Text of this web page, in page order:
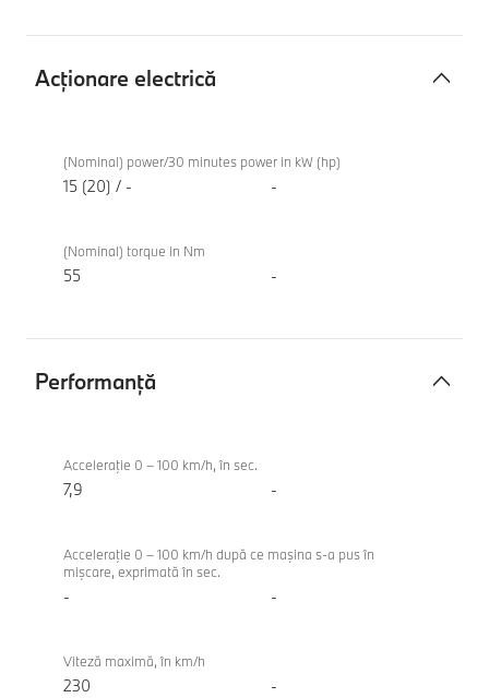
Acţionare electrică
electrică
220
Gran
(Nominal) power/30 minutes power in kW (hp)
15 (20) / - -
(Nominal) torque in Nm
55 -
Performanţă
220
Gran
Acceleraţie 0 – 100 km/h, în sec.
7,9 -
Acceleraţie 0 – 100 km/h după ce maşina s-a pus în
mişcare, exprimată în sec.
- -
Viteză maximă, în km/h
230 -